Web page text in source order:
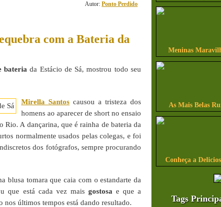
Autor: Ponto Perdido
com a Bateria da
bateria da Estácio de Sá, mostrou todo seu
Mirella Santos causou a tristeza dos
homens ao aparecer de short no ensaio
Rio. A dançarina, que é rainha de bateria da
normalmente usados pelas colegas, e foi
dos fotógrafos, sempre procurando
blusa tomara que caia com o estandarte da
que está cada vez mais gostosa e que a
nos últimos tempos está dando resultado.
Meninas
As Mais Belas
Conheça a
Tags